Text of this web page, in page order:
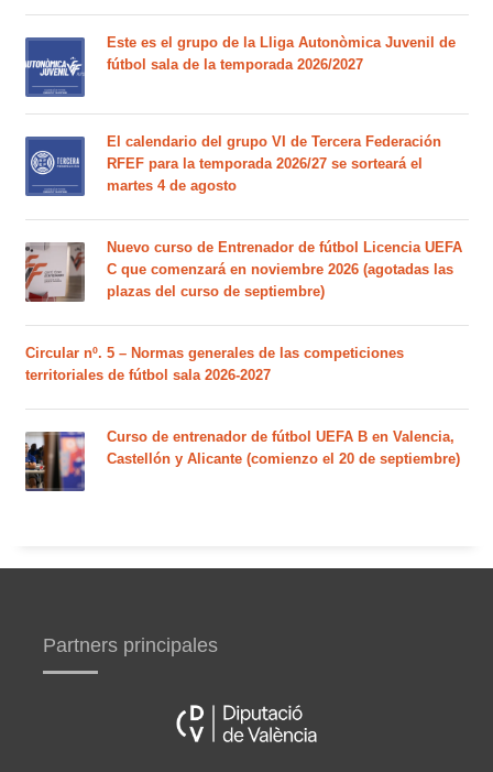
Este es el grupo de la Lliga Autonòmica Juvenil de
fútbol sala de la temporada 2026/2027
El calendario del grupo VI de Tercera Federación
RFEF para la temporada 2026/27 se sorteará el
martes 4 de agosto
Nuevo curso de Entrenador de fútbol Licencia UEFA
C que comenzará en noviembre 2026 (agotadas las
plazas del curso de septiembre)
Circular nº. 5 – Normas generales de las competiciones
territoriales de fútbol sala 2026-2027
Curso de entrenador de fútbol UEFA B en Valencia,
Castellón y Alicante (comienzo el 20 de septiembre)
Partners principales